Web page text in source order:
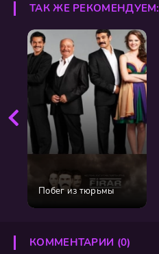
ТАК ЖЕ РЕКОМЕНДУЕМ:
Побег из тюрьмы
КОММЕНТАРИИ (0)